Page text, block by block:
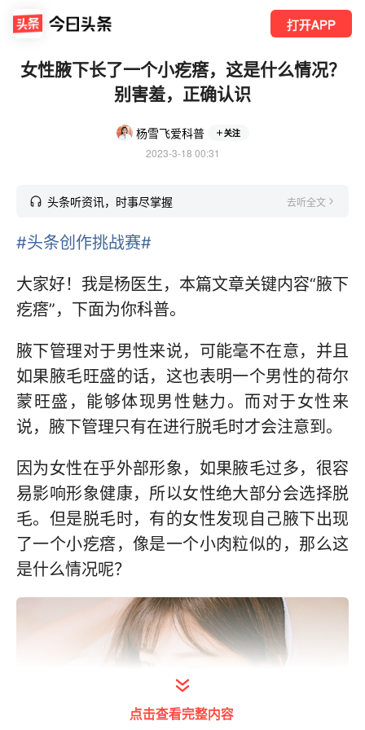
打开APP
女性腋下长了一个小疙瘩，这是什么情况？
别害羞，正确认识
杨雪飞爱科普 关注
2023-3-18 00:31
头条听资讯，时事尽掌握 去听全文
#头条创作挑战赛#
大家好！我是杨医生，本篇文章关键内容“腋下
疙瘩”，下面为你科普。
腋下管理对于男性来说，可能毫不在意，并且
如果腋毛旺盛的话，这也表明一个男性的荷尔
蒙旺盛，能够体现男性魅力。而对于女性来
说，腋下管理只有在进行脱毛时才会注意到。
因为女性在乎外部形象，如果腋毛过多，很容
易影响形象健康，所以女性绝大部分会选择脱
毛。但是脱毛时，有的女性发现自己腋下出现
了一个小疙瘩，像是一个小肉粒似的，那么这
是什么情况呢？
点击查看完整内容